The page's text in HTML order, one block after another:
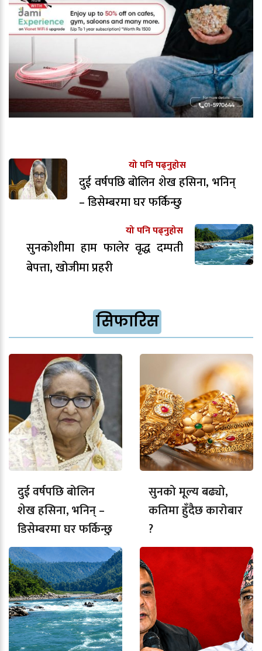
यो पनि पढ्नुहोस
दुई वर्षपछि बोलिन शेख हसिना, भनिन्
– डिसेम्बरमा घर फर्किन्छु
यो पनि पढ्नुहोस
सुनकोशीमा हाम फालेर वृद्ध दम्पती
बेपत्ता, खोजीमा प्रहरी
सिफारिस
दुई वर्षपछि बोलिन
शेख हसिना, भनिन् –
डिसेम्बरमा घर फर्किन्छु
सुनको मूल्य बढ्यो,
कतिमा हुँदैछ कारोबार
?